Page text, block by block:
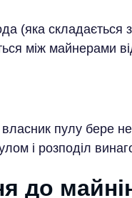
(яка складається
між майнерами
пулу бере
і розподіл
до